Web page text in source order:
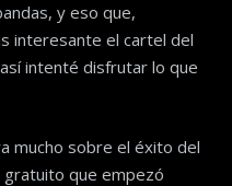
y eso que,
interesante el cartel del
intenté disfrutar lo que
mucho sobre el éxito del
gratuito que empezó